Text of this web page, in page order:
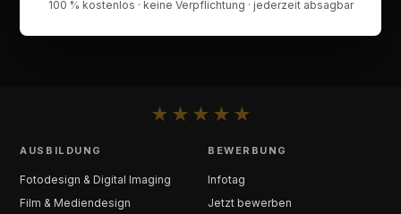
100 % kostenlos · keine Verpflichtung · jederzeit absagbar
★ ★ ★ ★ ★
AUSBILDUNG
Fotodesign & Digital Imaging
Film & Mediendesign
BEWERBUNG
Infotag
Jetzt bewerben